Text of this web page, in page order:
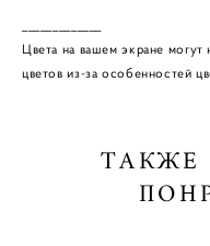
Цвета на вашем экране могут
цветов из-за особенностей
ТАКЖЕ